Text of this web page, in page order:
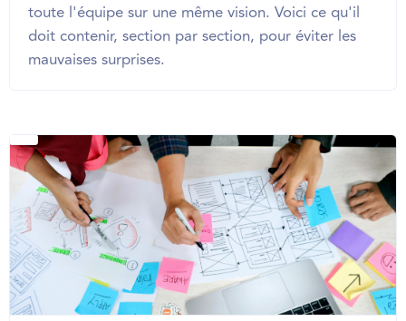
toute l'équipe sur une même vision. Voici ce qu'il
doit contenir, section par section, pour éviter les
mauvaises surprises.